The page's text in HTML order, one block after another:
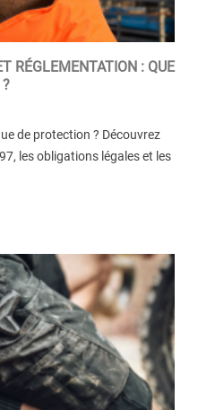
RÉGLEMENTATION : QUE
de protection ? Découvrez
les obligations légales et les